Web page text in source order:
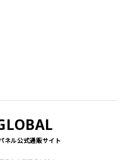
ネル公式通販サイト